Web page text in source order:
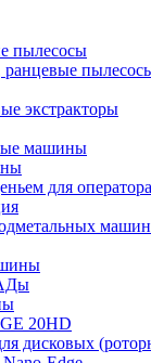
пылесосы
ранцевые
экстракторы
машины
для
машин
20HD
дисковых